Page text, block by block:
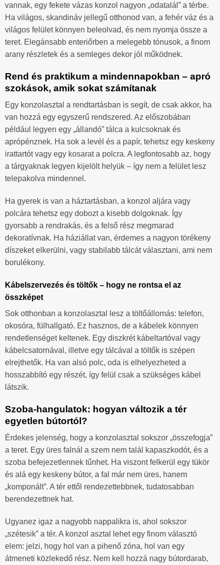
vannak, egy fekete vázas konzol nagyon „odatalál” a térbe.
Ha világos, skandináv jellegű otthonod van, a fehér váz és a
világos felület könnyen beleolvad, és nem nyomja össze a
teret. Elegánsabb enteriőrben a melegebb tónusok, a finom
arany részletek és a semleges dekor jól működnek.
Rend és praktikum a mindennapokban – apró
szokások, amik sokat számítanak
Egy konzolasztal a rendtartásban is segít, de csak akkor, ha
van hozzá egy egyszerű rendszered. Az előszobában
például legyen egy „állandó” tálca a kulcsoknak és
aprópénznek. Ha sok a levél és a papír, tehetsz egy keskeny
irattartót vagy egy kosarat a polcra. A legfontosabb az, hogy
a tárgyaknak legyen kijelölt helyük – így nem a felület lesz
telepakolva mindennel.
Ha gyerek is van a háztartásban, a konzol aljára vagy
polcára tehetsz egy dobozt a kisebb dolgoknak. Így
gyorsabb a rendrakás, és a felső rész megmarad
dekoratívnak. Ha háziállat van, érdemes a nagyon törékeny
díszeket elkerülni, vagy stabilabb tálcát választani, ami nem
borulékony.
Kábelszervezés és töltők – hogy ne rontsa el az
összképet
Sok otthonban a konzolasztal lesz a töltőállomás: telefon,
okosóra, fülhallgató. Ez hasznos, de a kábelek könnyen
rendetlenséget keltenek. Egy diszkrét kábeltartóval vagy
kábelcsatornával, illetve egy tálcával a töltők is szépen
elrejthetők. Ha van alsó polc, oda is elhelyezheted a
hosszabbító egy részét, így felül csak a szükséges kábel
látszik.
Szoba-hangulatok: hogyan változik a tér
egyetlen bútortól?
Érdekes jelenség, hogy a konzolasztal sokszor „összefogja”
a teret. Egy üres falnál a szem nem talál kapaszkodót, és a
szoba befejezetlennek tűnhet. Ha viszont felkerül egy tükör
és alá egy keskeny bútor, a fal már nem üres, hanem
„komponált”. A tér ettől rendezettebbnek, tudatosabban
berendezettnek hat.
Ugyanez igaz a nagyobb nappalikra is, ahol sokszor
„szétesik” a tér. A konzol asztal lehet egy finom választó
elem: jelzi, hogy hol van a pihenő zóna, hol van egy
átmeneti közlekedő rész. Nem kell hozzá nagy bútordarab,